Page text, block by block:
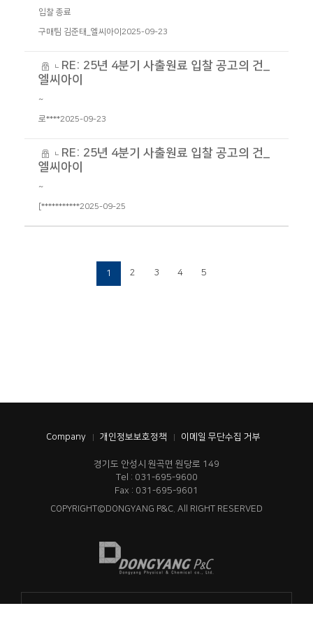
입찰 종료
구매팀 김준태_엘씨아이 2025-09-23
RE: 25년 4분기 사출원료 입찰 공고의 건_
엘씨아이
~
로****2025-09-23
RE: 25년 4분기 사출원료 입찰 공고의 건_
엘씨아이
~
[***********2025-09-25
1 2 3 4 5
Company 개인정보보호정책 이메일 무단수집 거부
경기도 안성시 원곡면 원당로 149
Tel : 031-695-9600
Fax : 031-695-9601
COPYRIGHT©DONGYANG P&C. All RIGHT RESERVED